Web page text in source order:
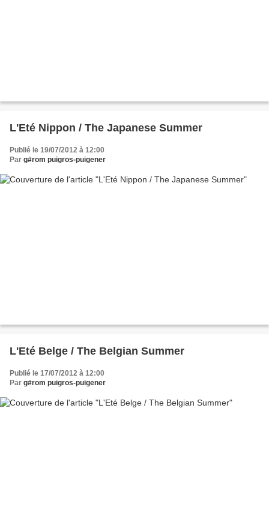
L'Eté Nippon / The Japanese Summer
Publié le 19/07/2012 à 12:00
Par g#rom puigros-puigener
L'Eté Belge / The Belgian Summer
Publié le 17/07/2012 à 12:00
Par g#rom puigros-puigener